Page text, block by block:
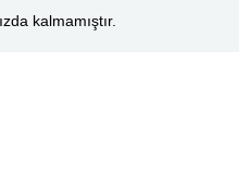
kalmamıştır.